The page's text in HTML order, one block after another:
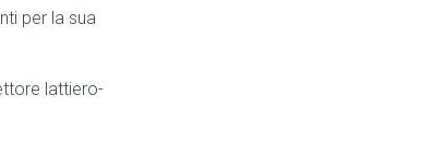
per la sua
lattiero-